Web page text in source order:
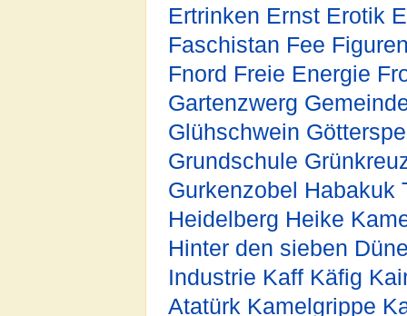
Ertrinken Ernst Erotik
Faschistan Fee
Fnord Freie Energie
Gartenzwerg
Glühschwein
Grundschule
Gurkenzobel Habakuk
Heidelberg Heike
Hinter den sieben
Industrie Kaff Käfig
Atatürk Kamelgrippe